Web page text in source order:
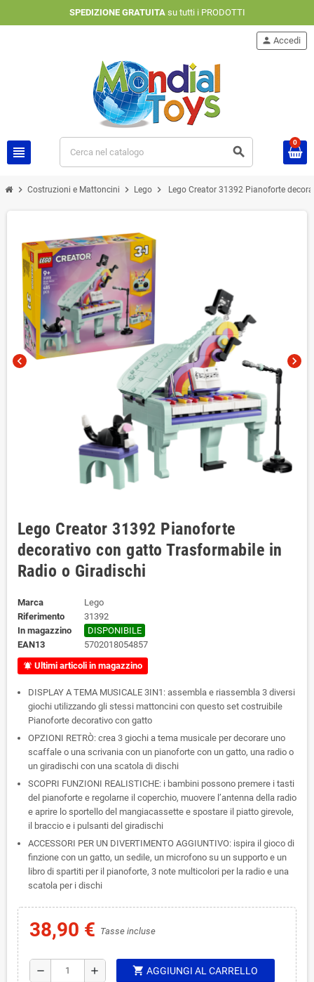
SPEDIZIONE GRATUITAsu tutti i PRODOTTI
view_headline search
person Accedi
0
chevron_right Costruzioni e Mattoncini chevron_right Lego chevron_right Lego Creator 31392 Pianoforte
chevron_left chevron_right
Lego Creator 31392 Pianoforte
decorativo con gatto Trasformabile in
Radio o Giradischi
Marca
Lego
Riferimento
31392
In magazzino
DISPONIBILE
EAN13
5702018054857
notifications_active Ultimi articoli in magazzino
DISPLAY A TEMA MUSICALE 3IN1: assembla e riassembla 3 diversi
giochi utilizzando gli stessi mattoncini con questo set costruibile
Pianoforte decorativo con gatto
OPZIONI RETRÒ: crea 3 giochi a tema musicale per decorare uno
scaffale o una scrivania con un pianoforte con un gatto, una radio o
un giradischi con una scatola di dischi
SCOPRI FUNZIONI REALISTICHE: i bambini possono premere i tasti
del pianoforte e regolarne il coperchio, muovere l’antenna della radio
e aprire lo sportello del mangiacassette e spostare il piatto girevole,
il braccio e i pulsanti del giradischi
ACCESSORI PER UN DIVERTIMENTO AGGIUNTIVO: ispira il gioco di
finzione con un gatto, un sedile, un microfono su un supporto e un
libro di spartiti per il pianoforte, 3 note multicolori per la radio e una
scatola per i dischi
38,90 € Tasse incluse
remove add shopping_cart AGGIUNGI AL CARRELLO